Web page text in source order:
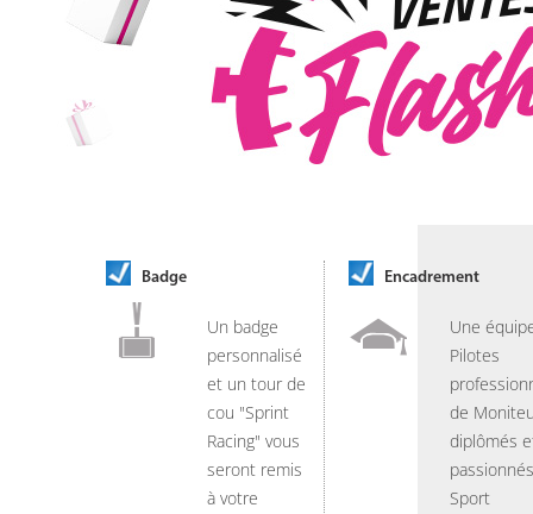
Badge
Un badge
personnalisé
et un tour de
cou "Sprint
Racing" vous
seront remis
à votre
Encadrement
Une
Pilotes
de
diplômés
Sport